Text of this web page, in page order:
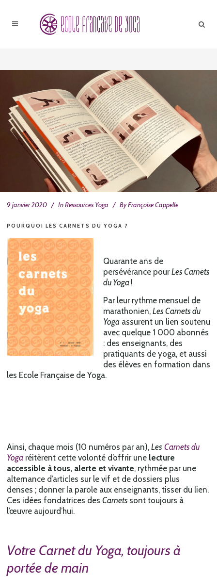
9 janvier 2020 InRessources Yoga ByFrançoise Cappelle
POURQUOI LES CARNETS DU YOGA ?
Quarante ans de
persévérance pourLes Carnets
du Yoga !
Par leur rythme mensuel de
marathonien, Les Carnets du
Yoga assurent un lien soutenu
avec quelque 1 000 abonnés
: des enseignants, des
pratiquants de yoga, et aussi
des élèves en formation dans
les Ecole Française de Yoga.
Ainsi, chaque mois (10 numéros par an), Les Carnets du
Yoga réitèrent cette volonté d’offrir une lecture
accessible à tous, alerte et vivante, rythmée par une
alternance d’articles sur le vif et de dossiers plus
denses ; donner la parole aux enseignants, tisser du lien.
Ces idées fondatrices des Carnets sont toujours à
l’œuvre aujourd’hui.
Votre Carnet du Yoga, toujours à
portée de main